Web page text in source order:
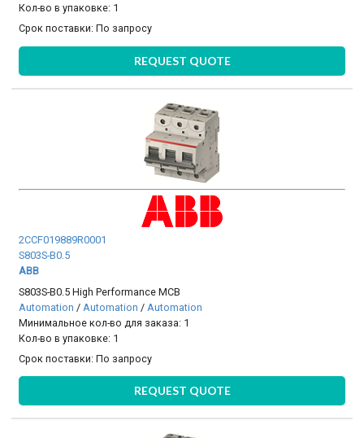
Кол-во в упаковке: 1
Срок поставки:По запросу
REQUEST QUOTE
2CCF019889R0001
S803S-B0.5
ABB
S803S-B0.5 High Performance MCB
Automation / Automation / Automation
Минимальное кол-во для заказа: 1
Кол-во в упаковке: 1
Срок поставки:По запросу
REQUEST QUOTE